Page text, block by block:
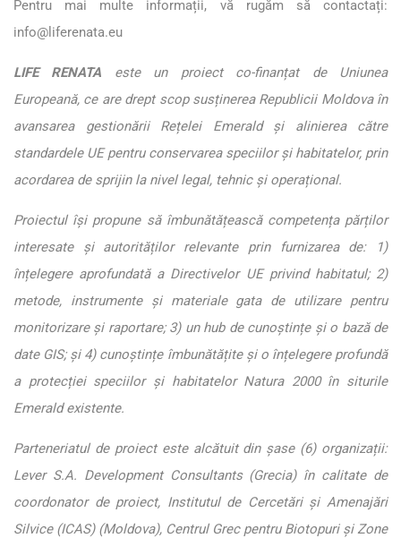
Pentru mai multe informații, vă rugăm să contactați:
info@liferenata.eu
LIFE RENATA este un proiect co-finanțat de Uniunea
Europeană, ce are drept scop susținerea Republicii Moldova în
avansarea gestionării Rețelei Emerald și alinierea către
standardele UE pentru conservarea speciilor și habitatelor, prin
acordarea de sprijin la nivel legal, tehnic și operațional.
Proiectul își propune să îmbunătățească competența părților
interesate și autorităților relevante prin furnizarea de: 1)
înțelegere aprofundată a Directivelor UE privind habitatul; 2)
metode, instrumente și materiale gata de utilizare pentru
monitorizare și raportare; 3) un hub de cunoștințe și o bază de
date GIS; și 4) cunoștințe îmbunătățite și o înțelegere profundă
a protecției speciilor și habitatelor Natura 2000 în siturile
Emerald existente.
Parteneriatul de proiect este alcătuit din șase (6) organizații:
Lever S.A. Development Consultants (Grecia) în calitate de
coordonator de proiect, Institutul de Cercetări și Amenajări
Silvice (ICAS) (Moldova), Centrul Grec pentru Biotopuri și Zone